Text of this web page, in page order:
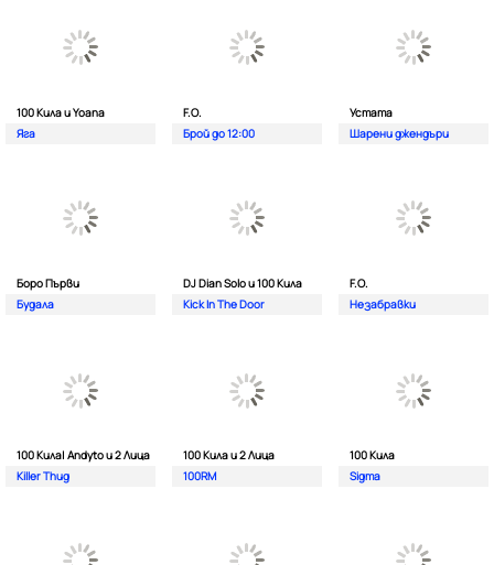
100 Кила и Yoana
Яга
F.O.
Брой до 12:00
Устата
Шарени джендъри
Боро Първи
Будала
DJ Dian Solo и 100 Кила
Kick In The Door
F.O.
Незабравки
100 Кила| Andyto и 2 Лица
Killer Thug
100 Кила и 2 Лица
100RM
100 Кила
Sigma